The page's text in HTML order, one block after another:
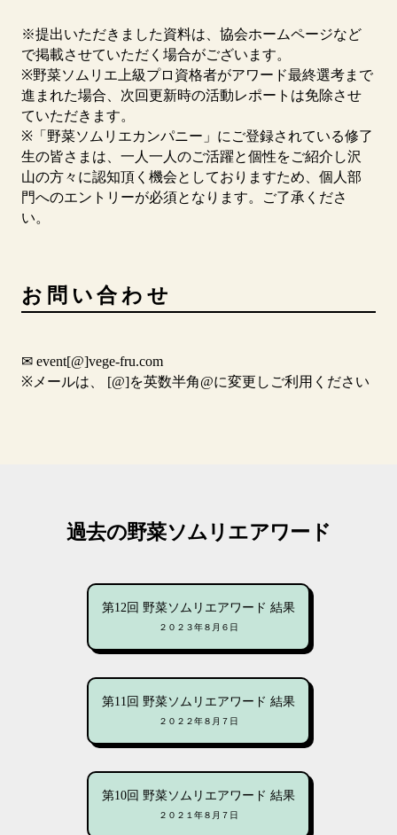
※提出いただきました資料は、協会ホームページなど
で掲載させていただく場合がございます。
※野菜ソムリエ上級プロ資格者がアワード最終選考まで
進まれた場合、次回更新時の活動レポートは免除させ
ていただきます。
※「野菜ソムリエカンパニー」にご登録されている修了
生の皆さまは、一人一人のご活躍と個性をご紹介し沢
山の方々に認知頂く機会としておりますため、個人部
門へのエントリーが必須となります。ご了承くださ
い。
お問い合わせ
✉︎ event[@]vege-fru.com
※メールは、 [@]を英数半角@に変更しご利用ください
過去の野菜ソムリエアワード
第12回 野菜ソムリエアワード 結果
２０２３年８月６日
第11回 野菜ソムリエアワード 結果
２０２２年８月７日
第10回 野菜ソムリエアワード 結果
２０２１年８月７日